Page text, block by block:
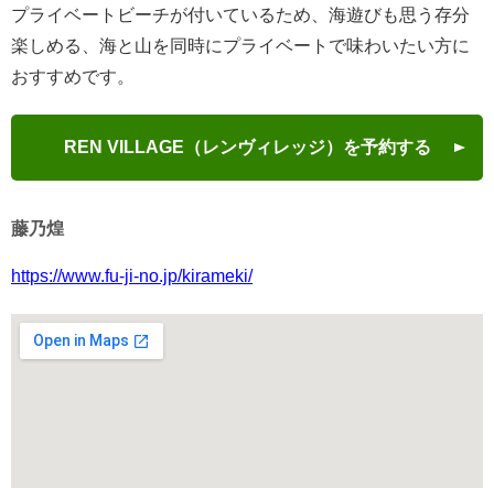
プライベートビーチが付いているため、海遊びも思う存分
楽しめる、海と山を同時にプライベートで味わいたい方に
おすすめです。
REN VILLAGE（レンヴィレッジ）を予約する
藤乃煌
https://www.fu-ji-no.jp/kirameki/